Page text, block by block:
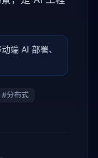
端 AI 部署、
#分布式